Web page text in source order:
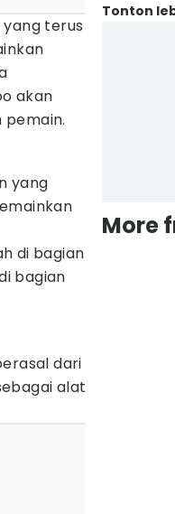
terus
akan
pemain.
yang
di bagian
bagian
dari
alat
Tonton
More